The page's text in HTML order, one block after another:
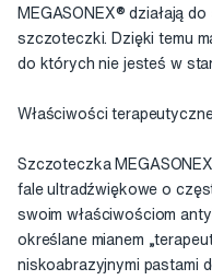
MEGASONEX® działają
szczoteczki. Dzięki temu
do których nie jesteś w
Właściwości
Szczoteczka
fale ultradźwiękowe o
swoim właściwościom
określane mianem
niskoabrazyjnymi pastami